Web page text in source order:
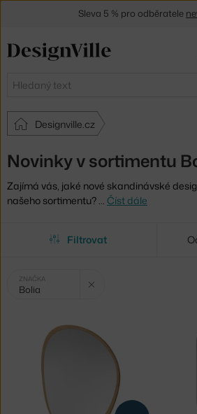
Hledat
Designville.cz
Novinky v sortimentu
Zajímá vás, jaké nové skandinávské
našeho sortimentu? … Číst dále
Filtrovat
Vybrané
filtry:
ZNAČKA
Bolia
Sleva 5 % pro odběratele